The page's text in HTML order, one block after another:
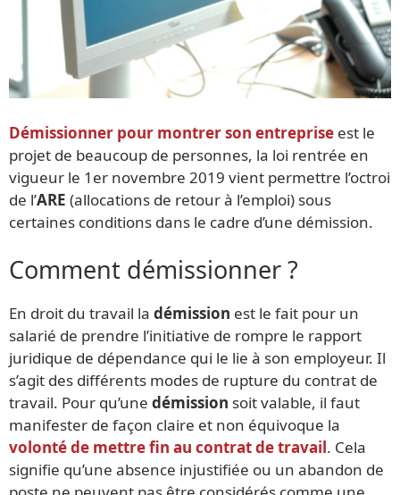
Démissionner pour montrer son entreprise est le
projet de beaucoup de personnes, la loi rentrée en
vigueur le 1er novembre 2019 vient permettre l’octroi
de l’ARE (allocations de retour à l’emploi) sous
certaines conditions dans le cadre d’une démission.
Comment démissionner ?
En droit du travail la démission est le fait pour un
salarié de prendre l’initiative de rompre le rapport
juridique de dépendance qui le lie à son employeur. Il
s’agit des différents modes de rupture du contrat de
travail. Pour qu’une démission soit valable, il faut
manifester de façon claire et non équivoque la
volonté de mettrefin au contrat de travail. Cela
signifie qu’une absence injustifiée ou un abandon de